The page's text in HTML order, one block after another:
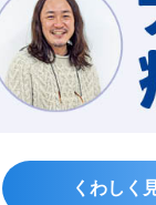
くわしく
くわしく
若月賞、2007年
事一覧